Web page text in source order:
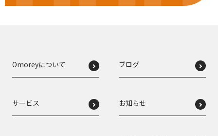
Omoreyについて
サービス
ブログ
お知らせ